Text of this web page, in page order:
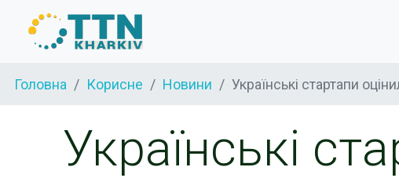
Головна Корисне Новини Українські стартапи
Українські